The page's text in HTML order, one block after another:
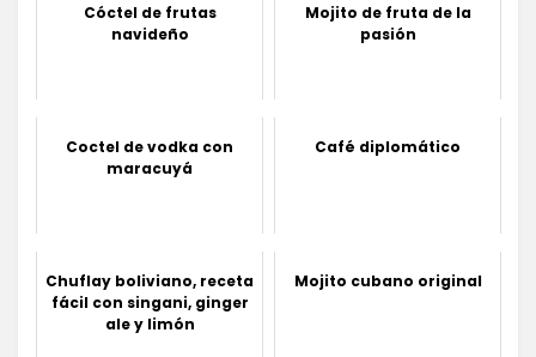
Cóctel de frutas
navideño
Mojito de fruta de la
pasión
Coctel de vodka con
maracuyá
Café diplomático
Chuflay boliviano, receta
fácil con singani, ginger
ale y limón
Mojito cubano original